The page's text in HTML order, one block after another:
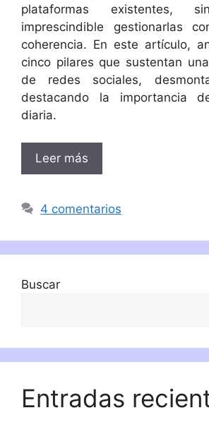
plataformas existentes,
imprescindible gestionarlas
coherencia. En este artículo,
cinco pilares que sustentan
de redes sociales,
destacando la importancia
diaria.
Leer más
4 comentarios
Buscar
Entradas